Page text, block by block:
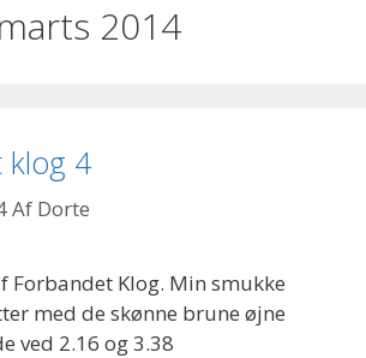
marts 2014
klog 4
Af Dorte
Forbandet Klog. Min smukke
med de skønne brune øjne
ved 2.16 og 3.38